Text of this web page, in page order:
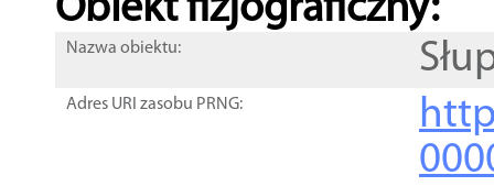
Obiekt fizjograficzny:
Nazwa obiektu:
Adres URI zasobu PRNG: